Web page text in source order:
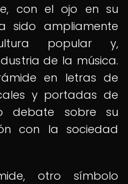
con el ojo en su
sido ampliamente
popular y,
de la música.
en letras de
y portadas de
debate sobre su
con la sociedad
otro símbolo